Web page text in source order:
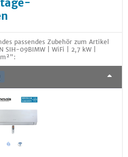
passendes Zubehör zum Artikel
SIH-09BIMW | WiFi | 2,7 kW |